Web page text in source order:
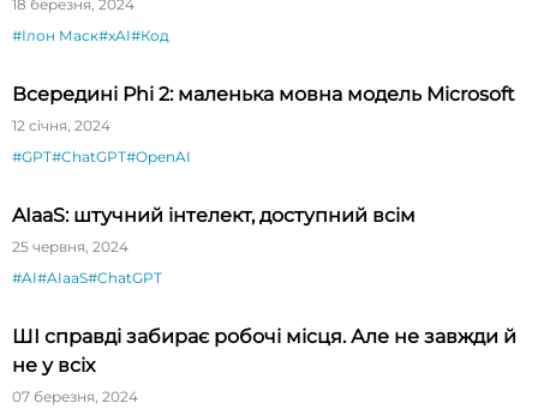
18 березня, 2024
#Ілон Маск#xAI#Код
Всередині Phi 2: маленька мовна модель Microsoft
12 січня, 2024
#GPT#ChatGPT#OpenAI
AIaaS: штучний інтелект, доступний всім
25 червня, 2024
#AI#AIaaS#ChatGPT
ШІ справді забирає робочі місця. Але не завжди й
не у всіх
07 березня, 2024